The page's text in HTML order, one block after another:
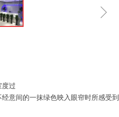
ꁇ
度过
意间的一抹绿色映入眼帘时所感受到
ꁗ